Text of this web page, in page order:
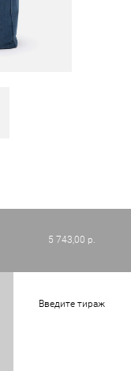
5 743,00 р.
Введите тираж